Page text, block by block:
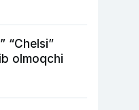
“Chelsi”
olmoqchi